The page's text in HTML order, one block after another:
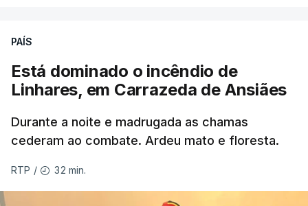
ERRO100
ERROR ON HTML5 MEDIA ELEMENT
ESTE CONTEÚDO ESTÁ NESTE
MOMENTO INDISPONÍVEL
PAÍS
Está dominado o incêndio de
Linhares, em Carrazeda de Ansiães
Durante a noite e madrugada as chamas
cederam ao combate. Ardeu mato e floresta.
RTP / 32 min.